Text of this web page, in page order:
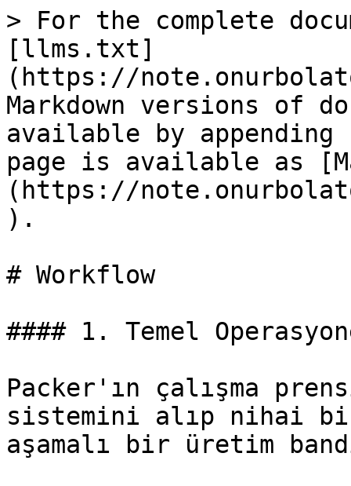
> For the complete
[llms.txt]
(https://
Markdown versions of
available by
page is available as
(https://
).
# Workflow
#### 1. Temel
Packer'ın çalışma
sistemini alıp nihai
aşamalı bir üretim